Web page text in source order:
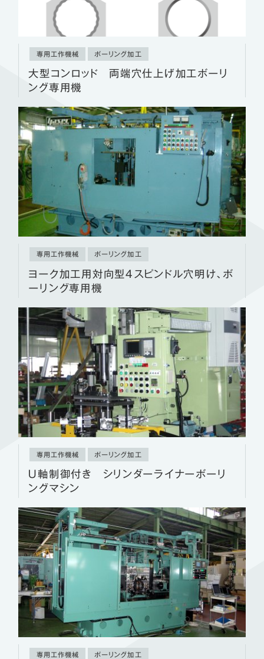
専用工作機械 ボーリング加工
大型コンロッド 両端穴仕上げ加工ボーリ
ング専用機
専用工作機械 ボーリング加工
ヨーク加工用対向型４スピンドル穴明け、ボ
ーリング専用機
専用工作機械 ボーリング加工
Ｕ軸制御付き シリンダーライナーボーリ
ングマシン
専用工作機械 ボーリング加工